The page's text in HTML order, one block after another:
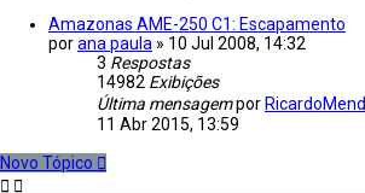
Amazonas AME-250 C1: Escapamento
porana paula » 10 Jul 2008, 14:32
3 Respostas
14982 Exibições
Última mensagempor
11 Abr 2015, 13:59
Novo Tópico